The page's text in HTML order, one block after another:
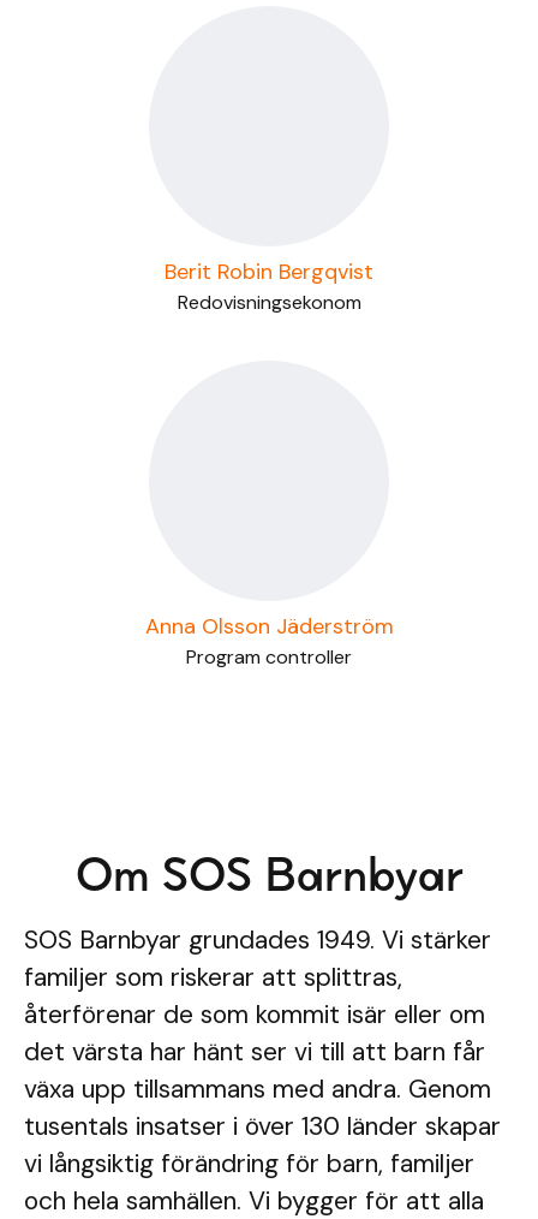
Berit Robin Bergqvist
Redovisningsekonom
Anna Olsson Jäderström
Program controller
Om SOS Barnbyar
SOS Barnbyar grundades 1949. Vi stärker
familjer som riskerar att splittras,
återförenar de som kommit isär eller om
det värsta har hänt ser vi till att barn får
växa upp tillsammans med andra. Genom
tusentals insatser i över 130 länder skapar
vi långsiktig förändring för barn, familjer
och hela samhällen. Vi bygger för att alla